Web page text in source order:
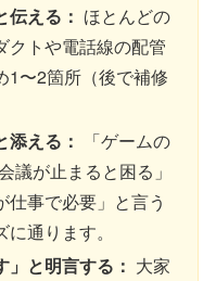
伝える： ほとんどの
クトや電話線の配管
1〜2箇所（後で補修
添える：
「ゲームの
議が止まると困る」
仕事で必要」と言う
通ります。
」と明言する： 大家